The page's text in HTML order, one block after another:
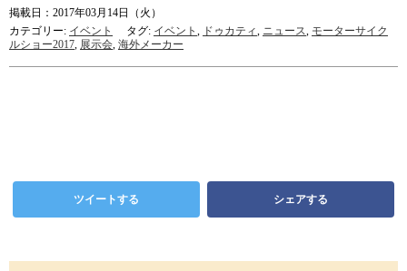
掲載日：2017年03月14日（火）
カテゴリー: イベント タグ: イベント , ドゥカティ, ニュース, モーターサイク
ルショー2017, 展示会, 海外メーカー
ツイートする シェアする